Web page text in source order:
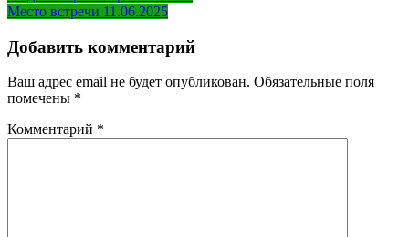
по
записям
Место встречи 11.06.2025
Добавить комментарий
Ваш адрес email не будет опубликован. Обязательные поля
помечены *
Комментарий *